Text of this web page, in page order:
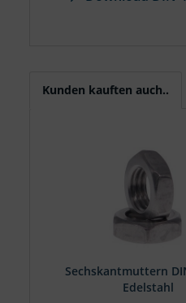
Kunden kauften auch..
Sechskantmuttern
Edelstahl